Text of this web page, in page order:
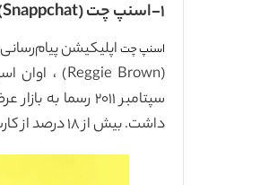
۱-اسنپ چت (Snappchat)
اسنپ چت
داشت. بیش از ۱۸ درصد از کاربران رسانه های اجتماعی از اسنپ چت استفاده می‌کنند.